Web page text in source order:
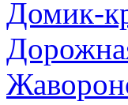
Домик-